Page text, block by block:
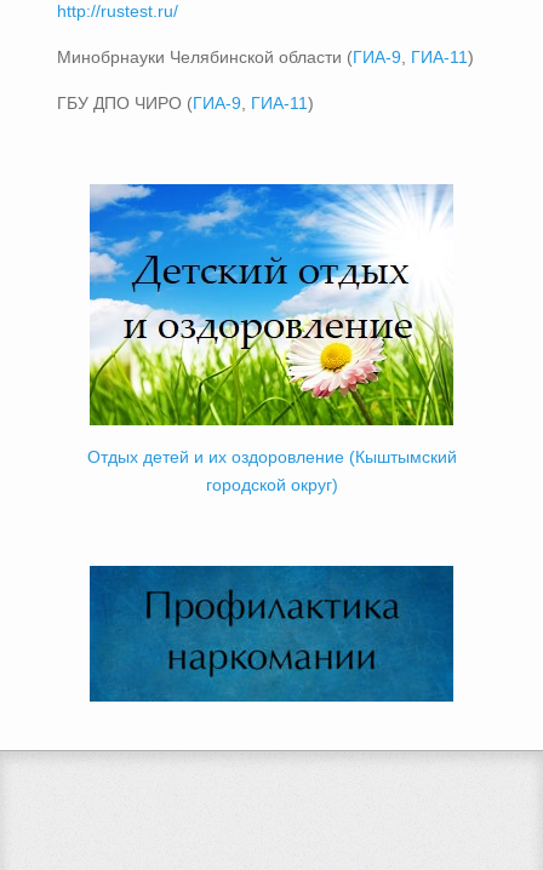
http://rustest.ru/
Минобрнауки Челябинской области (ГИА-9 ГИА-11)
ГБУ ДПО ЧИРО (ГИА-9 ГИА-11)
Отдых детей и их оздоровление (Кыштымский
городской округ)